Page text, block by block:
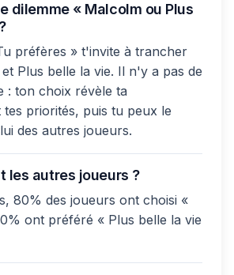
dilemme « Malcolm ou Plus
préfères » t'invite à trancher
Plus belle la vie. Il n'y a pas de
: ton choix révèle ta
tes priorités, puis tu peux le
des autres joueurs.
les autres joueurs ?
80% des joueurs ont choisi «
ont préféré « Plus belle la vie